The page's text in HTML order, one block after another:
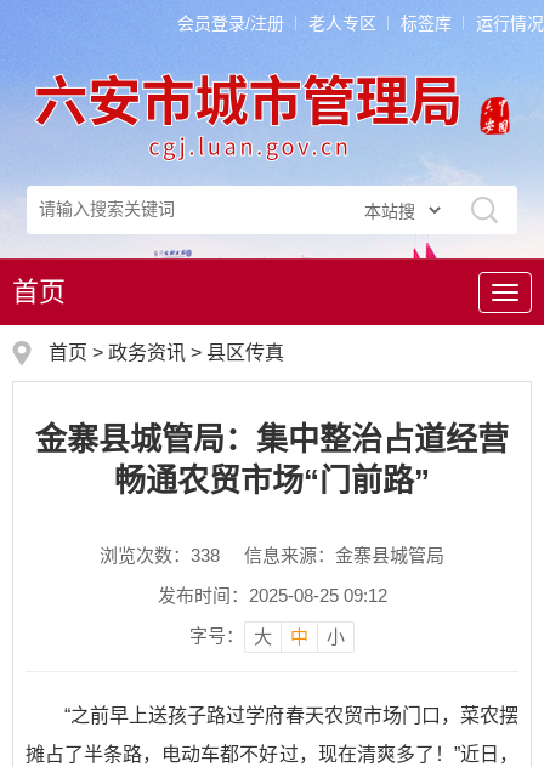
会员登录/注册 老人专区 标签库 运行情况
导
航
首页
首页 > 政务资讯 > 县区传真
金寨县城管局：集中整治占道经营
畅通农贸市场“门前路”
浏览次数： 338
信息来源：金寨县城管局
发布时间：2025-08-25 09:12
字号：
大 中 小
“之前早上送孩子路过学府春天农贸市场门口，菜农摆
摊占了半条路，电动车都不好过，现在清爽多了！”近日，